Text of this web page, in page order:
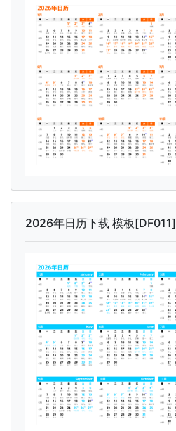
2026年日历下载 模板[DF011]